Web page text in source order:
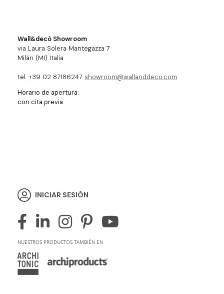
Wall&decò Showroom
via Laura Solera Mantegazza 7
Milán (MI) Italia
tel. +39 02 87186247 showroom@wallanddeco.com
Horario de apertura:
con cita previa
INICIAR SESIÓN
NUESTROS PRODUCTOS TAMBIÉN EN